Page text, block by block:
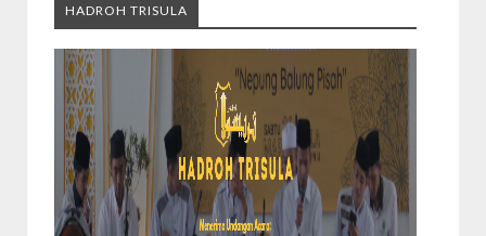
HADROH TRISULA